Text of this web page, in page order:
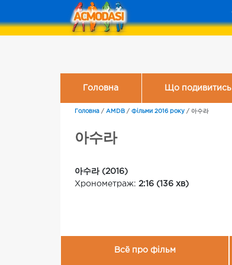
Головна Що подивитись
Головна / AMDB / Фільми 2016 року / 아수라
아수라
아수라 (2016)
Хронометраж: 2:16 (136 хв)
Всё про фільм